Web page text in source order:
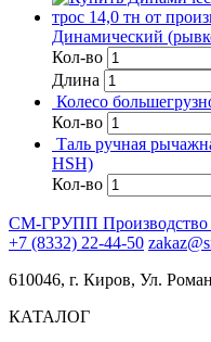
Динамический
Кол-во
Длина
Колесо
Кол-во
Таль ручная
HSH)
Кол-во
СМ-ГРУПП
+7 (8332) 22-44-50
610046, г. Киров, Ул.
КАТАЛОГ